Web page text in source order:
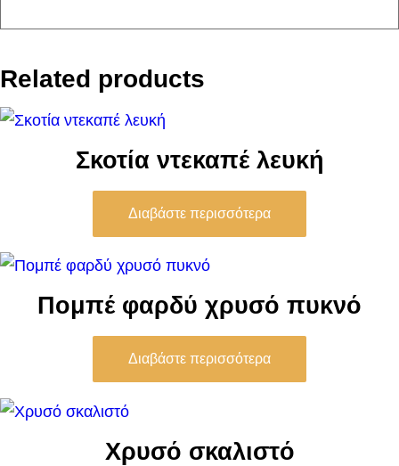
Related products
Σκοτία ντεκαπέ λευκή
Διαβάστε περισσότερα
Πομπέ φαρδύ χρυσό πυκνό
Διαβάστε περισσότερα
Χρυσό σκαλιστό